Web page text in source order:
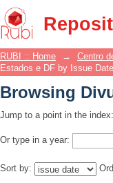
Browsing
RUBI :: Home → Centro
Estados e DF by Issue Date
Browsing
Jump to a point in the index:
Or type in a year:
Sort by: